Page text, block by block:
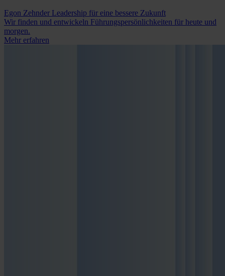
Egon Zehnder Leadership für eine bessere Zukunft
Wir finden und entwickeln Führungspersönlichkeiten für heute und
morgen.
Mehr erfahren